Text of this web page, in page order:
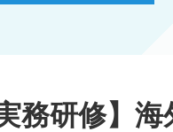
実務研修】